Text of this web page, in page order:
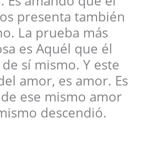
presenta también
La prueba más
es Aquél que él
sí mismo. Y este
amor, es amor. Es
ese mismo amor
descendió.